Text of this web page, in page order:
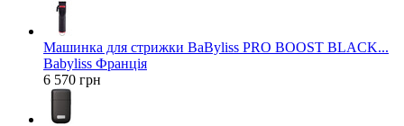
Машинка для стрижки BaByliss PRO BOOST BLACK...
Babyliss Франція
6 570 грн